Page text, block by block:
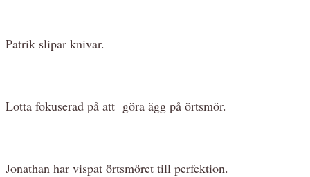
Patrik slipar knivar.
Lotta fokuserad på att göra ägg på örtsmör.
Jonathan har vispat örtsmöret till perfektion.